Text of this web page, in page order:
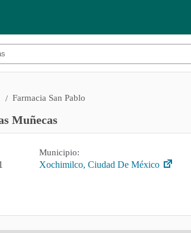
Farmacia San Pablo
Muñecas
Municipio:
Xochimilco, Ciudad De México